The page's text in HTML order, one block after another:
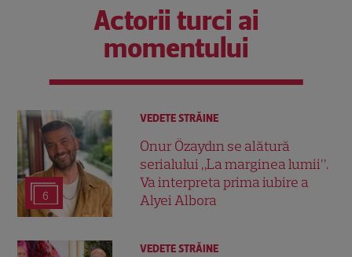
Actorii turci ai
momentului
6
VEDETE STRĂINE
Onur Özaydın se alătură
serialului „La marginea lumii”.
Va interpreta prima iubire a
Alyei Albora
VEDETE STRĂINE